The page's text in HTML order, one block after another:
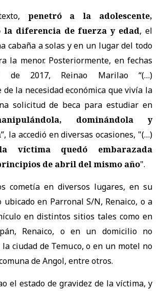
penetró a la adolescente,
la diferencia de fuerza y edad, el
cabaña a solas y en un lugar del todo
la menor. Posteriormente, en fechas
de 2017, Reinao Marilao “(…)
de la necesidad económica que vivía la
solicitud de beca para estudiar en
dominándola y
”, la accedió en diversas ocasiones, "(…)
víctima quedó embarazada
de abril del mismo año".
cometía en diversos lugares, en su
en Parronal S/N, Renaico, o a
en distintos sitios tales como en
Renaico, o en un domicilio no
ciudad de Temuco, o en un motel no
de Angol, entre otros.
el estado de gravidez de la víctima, y